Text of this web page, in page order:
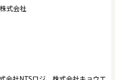
式会社